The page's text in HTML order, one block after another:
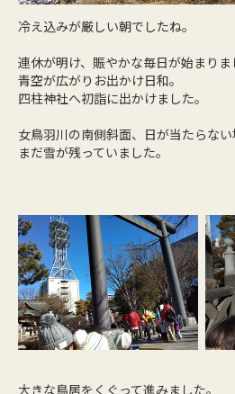
冷え込みが厳しい朝でしたね。
連休が明け、賑やかな毎日が始まりま
青空が広がりお出かけ日和。
四柱神社へ初詣に出かけました。
女鳥羽川の南側斜面、日が当たらな
まだ雪が残っていました。
大きな鳥居をくぐって進みました。